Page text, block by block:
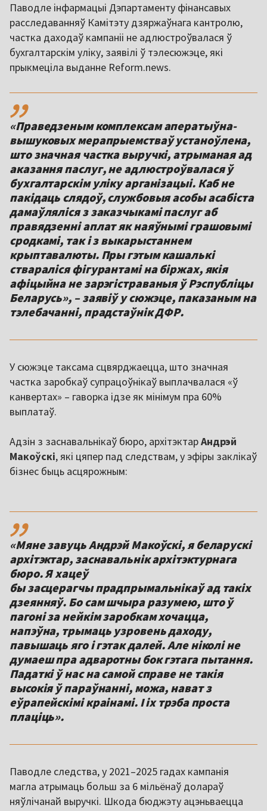
Паводле інфармацыі Дэпартаменту фінансавых
расследаванняў Камітэту дзяржаўнага кантролю,
частка даходаў кампаніі не адлюстроўвалася ў
бухгалтарскім уліку, заявілі ў тэлесюжэце, які
прыкмеціла выданне Reform.news.
,,
«Праведзеным комплексам аператыўна-
вышуковых мерапрыемстваў устаноўлена,
што значная частка выручкі, атрыманая ад
аказання паслуг, не адлюстроўвалася ў
бухгалтарскім уліку арганізацыі. Каб не
пакідаць слядоў, службовыя асобы асабіста
дамаўляліся з заказчыкамі паслуг аб
правядзенні аплат як наяўнымі грашовымі
сродкамі, так і з выкарыстаннем
крыптавалюты. Пры гэтым кашалькі
ствараліся фігурантамі на біржах, якія
афіцыйна не зарэгістраваныя ў Рэспубліцы
Беларусь», – заявіў у сюжэце, паказаным на
тэлебачанні, прадстаўнік ДФР.
У сюжэце таксама сцвярджаецца, што значная
частка заробкаў супрацоўнікаў выплачвалася «ў
канвертах» – гаворка ідзе як мінімум пра 60%
выплатаў.
Адзін з заснавальнікаў бюро, архітэктарАндрэй
Макоўскі, які цяпер пад следствам, у эфіры заклікаў
бізнес быць асцярожным:
,,
«Мяне завуць Андрэй Макоўскі, я беларускі
архітэктар, заснавальнік архітэктурнага
бюро. Я хацеў
бы засцерагчы прадпрымальнікаў ад такіх
дзеянняў. Бо сам шчыра разумею, што ў
пагоні за нейкім заробкам хочацца,
напэўна, трымаць узровень даходу,
павышаць яго і гэтак далей. Але ніколі не
думаеш пра адваротны бок гэтага пытання.
Падаткі ў нас на самой справе не такія
высокія ў параўнанні, можа, нават з
еўрапейскімі краінамі. І іх трэба проста
плаціць».
Паводле следства, у 2021–2025 гадах кампанія
магла атрымаць больш за 6 мільёнаў долараў
няўлічанай выручкі. Шкода бюджэту ацэньваецца